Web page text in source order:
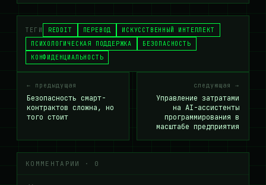
ТЕГИ REDDIT ПЕРЕВОД
ИСКУССТВЕННЫЙ ИНТЕЛЛЕКТ
ПСИХОЛОГИЧЕСКАЯ ПОДДЕРЖКА
БЕЗОПАСНОСТЬ
КОНФИДЕНЦИАЛЬНОСТЬ
← предыдущая
Безопасность смарт-
контрактов сложна, но
того стоит
следующая →
Управление затратами
на AI-ассистенты
программирования в
масштабе предприятия
КОММЕНТАРИИ · 0